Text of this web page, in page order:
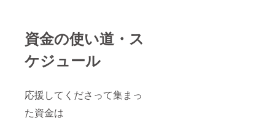
資金の使い道・ス
ケジュール
応援してくださって集まっ
た資金は